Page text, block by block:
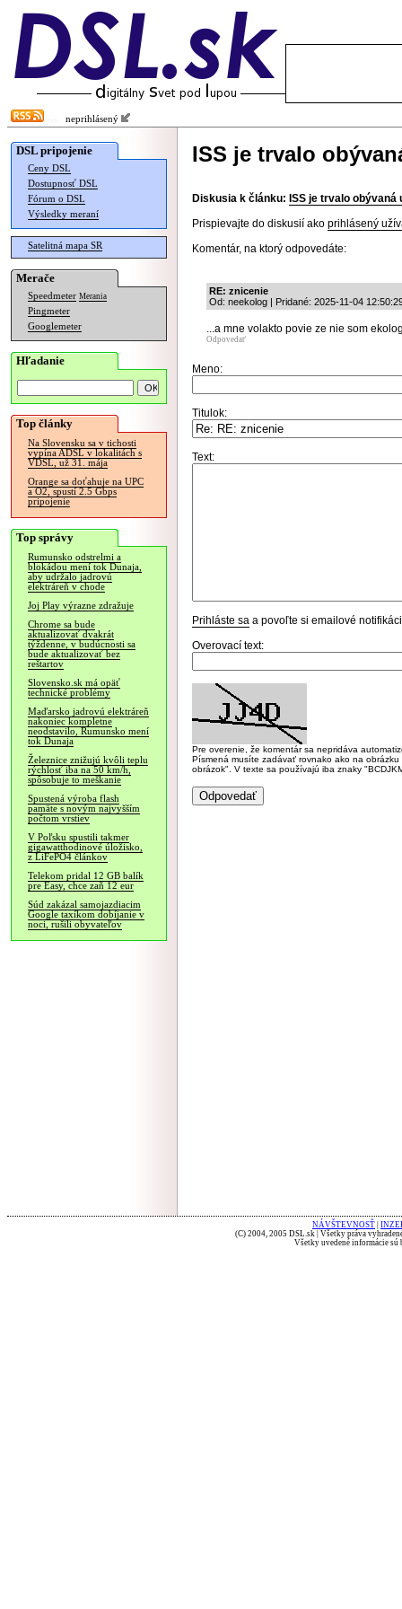
neprihlásený
DSL pripojenie
Ceny DSL
Dostupnosť DSL
Fórum o DSL
Výsledky meraní
Satelitná mapa SR
Merače
Speedmeter Merania
Pingmeter
Googlemeter
Hľadanie
Top články
Na Slovensku sa v tichosti
vypína ADSL v lokalitách s
VDSL, už 31. mája
Orange sa doťahuje na UPC
a O2, spustí 2.5 Gbps
pripojenie
Top správy
Rumunsko odstrelmi a
blokádou mení tok Dunaja,
aby udržalo jadrovú
elektráreň v chode
Joj Play výrazne zdražuje
Chrome sa bude
aktualizovať dvakrát
týždenne, v budúcnosti sa
bude aktualizovať bez
reštartov
Slovensko.sk má opäť
technické problémy
Maďarsko jadrovú elektráreň
nakoniec kompletne
neodstavilo, Rumunsko mení
tok Dunaja
Železnice znižujú kvôli teplu
rýchlosť iba na 50 km/h,
spôsobuje to meškanie
Spustená výroba flash
pamäte s novým najvyšším
počtom vrstiev
V Poľsku spustili takmer
gigawatthodinové úložisko,
z LiFePO4 článkov
Telekom pridal 12 GB balík
pre Easy, chce zaň 12 eur
Súd zakázal samojazdiacim
Google taxíkom dobíjanie v
noci, rušili obyvateľov
ISS je trvalo
Diskusia k článku: ISS je trvalo obývaná
Prispievajte do diskusií ako prihlásený
Komentár, na ktorý odpovedáte:
RE: znicenie
Od: neekolog | Pridané: 2025-11-04
...a mne volakto povie ze nie som
Odpovedať
Meno:
Titulok:
Text:
Prihláste sa a povoľte si emailové
Overovací text:
Pre overenie, že komentár sa nepridáva
Písmená musíte zadávať rovnako ako na
obrázok". V texte sa používajú iba znaky
NÁVŠTEVNOSŤ
(C) 2004, 2005 DSL.sk | Všetky práva
Všetky uvedené informácie sú